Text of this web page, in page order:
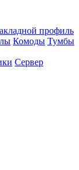
профиль
Комоды Тумбы
Сервер